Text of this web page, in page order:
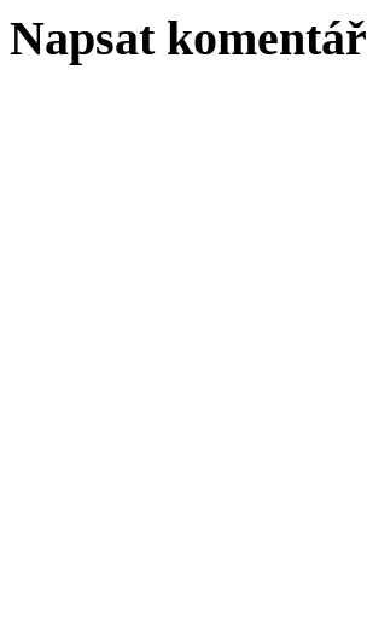
Napsat komentář